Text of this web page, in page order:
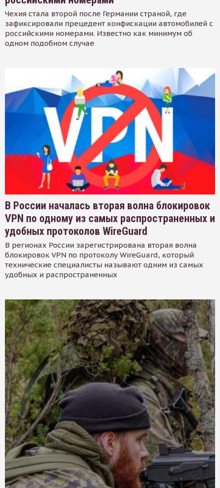
Чехия стала второй после Германии страной, где
зафиксировали прецедент конфискации автомобилей с
российскими номерами. Известно как минимум об
одном подобном случае
В России началась вторая волна блокировок
VPN по одному из самых распространенных и
удобных протоколов WireGuard
В регионах России зарегистрирована вторая волна
блокировок VPN по протоколу WireGuard, который
технические специалисты называют одним из самых
удобных и распространенных